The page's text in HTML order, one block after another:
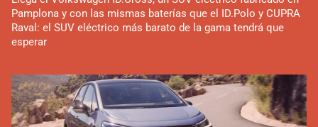
Pamplona y con las mismas baterías que el ID.Polo y CUPRA
Raval: el SUV eléctrico más barato de la gama tendrá que
esperar